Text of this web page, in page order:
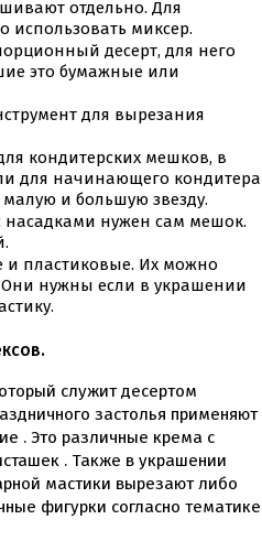
армированные
для выпечки
резак
лопатки
розы
желатин
инвентарь
лопатки струны делители сито и
др
для работы с кремом
Кондитерские насадки
Миски и поддоны
Переходники, гвоздики
наклейки
Мороженое Мармелад
шпагат ,тишью
формы для выпечки
формы для выпечки
для выпечки
выпечки антипригарные
отдельно. Для
использовать миксер.
десерт, для него
это бумажные или
для вырезания
кондитерских мешков, в
для начинающего кондитера
и большую звезду.
насадками нужен сам мешок.
и пластиковые. Их можно
Они нужны если в украшении
служит десертом
застолья применяют
. Это различные крема с
. Также в украшении
мастики вырезают либо
фигурки согласно тематике